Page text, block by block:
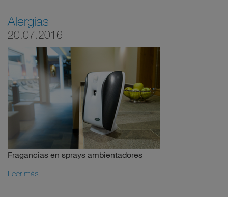
Alergias
20.07.2016
Fragancias en sprays ambientadores
Leer más